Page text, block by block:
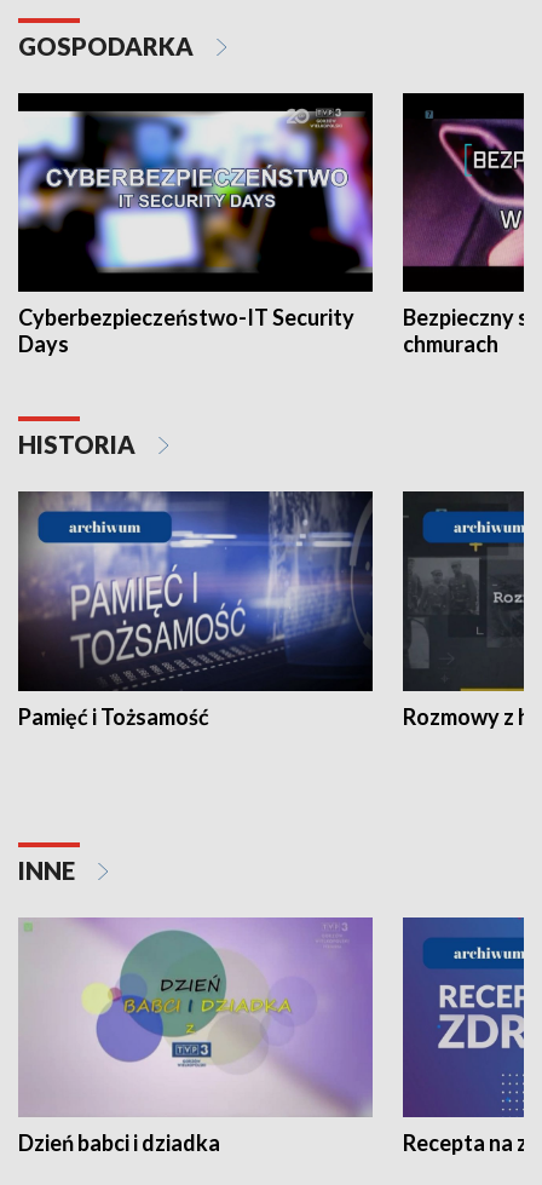
GOSPODARKA
Cyberbezpieczeństwo-IT Security
Days
Bezpieczny
chmurach
HISTORIA
Pamięć i Tożsamość Rozmowy z
INNE
Dzień babci i dziadka Recepta na